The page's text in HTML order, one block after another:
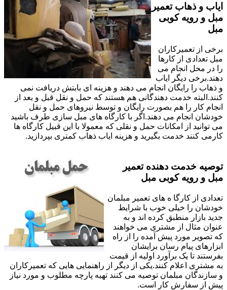
ایاب و ذهاب تعمیر
مبل و رویه کوبی
مبل
برخی از تعمیرکاران
مبل تعدادی از کارها
را در محل انجام می
دهند.برخی دیگر ایاب
و ذهاب را رایگان انجام می دهند و هزینه ای بابتش دریافت نمی
کنند.البته خدمت دهندگانی هم هستند که حمل و نقل قبل و بعد از
انجام کار را هم بصورت رایگان و توسط نیروهای حمل و نقل
خودشان انجام می دهند.اگر با کارگاه های مبل سازی طرف باشید
می توانید از امکانات حمل و نقلی که معمولا با این قبیل کارگاه ها
کارمی کنند خدمت بگیرید و هزینه ایاب ذهاب کمتری بپردازید.
توصیه خدمت دهنده تعمیر
مبل و رویه کوبی مبل
تعدادی از کارگا ه های تعمیر مبلمان
خودشان را خیلی خوب با شرایط
جدید بازار منطبق کرده اند و به
عنوان مثال از مشتری می خواهند
که تصویر مورد پیش آمده را از راه
ابزارهای پیام رسان برایشان
بفرستند تا یک برآورد اولیه از قیمت
به مشتری اعلام کنند.یکی از دیگر از راهنمایی هایی که تعمیرکاران
و سازندگان مبلمان توصیه می کنند تهیه پارچه مطلوب و مورد نیاز
پیش از سفارش کار است.